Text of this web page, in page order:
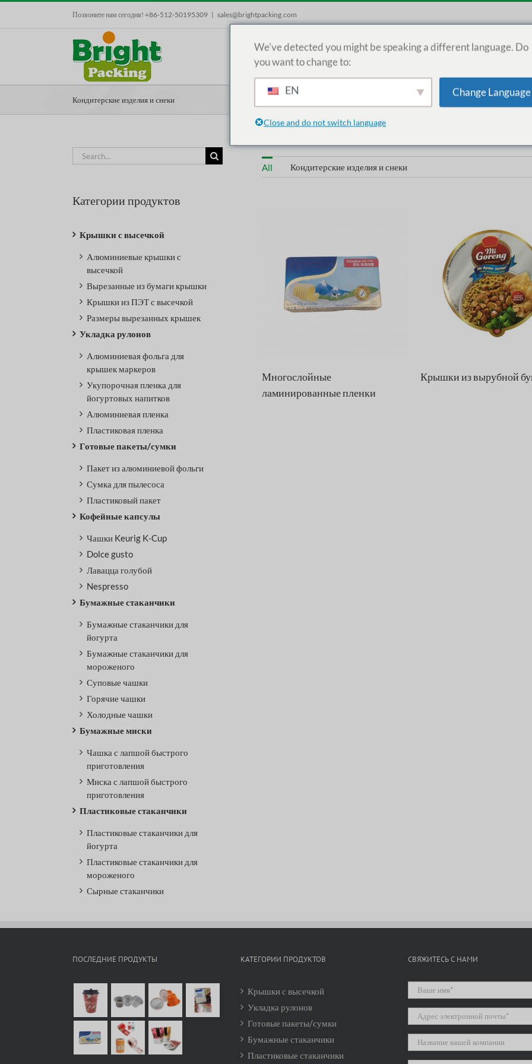
Позвоните нам сегодня! +86-512-50195309 | sales@brightpacking.com
Главная Продукция
Кондитерские изделия и снеки
All Кондитерские изделия и снеки
ламинированные пленки
корм и ингредиенты
Ламинированная фольгированная
Многослойные
ламинированные пленки
Крышки из вырубной бумаги
Кондитерские изделия и снеки Крышки
с высечкой Вырезанные из бумаги
крышки
Крышки из вырубной
Search
for:
Категории продуктов
Крышки с высечкой
Алюминиевые крышки с
высечкой
Вырезанные из бумаги крышки
Крышки из ПЭТ с высечкой
Размеры вырезанных крышек
Укладка рулонов
Алюминиевая фольга для
крышек маркеров
Укупорочная пленка для
йогуртовых напитков
Алюминиевая пленка
Пластиковая пленка
Готовые пакеты/сумки
Пакет из алюминиевой фольги
Сумка для пылесоса
Пластиковый пакет
Кофейные капсулы
Чашки Keurig K-Cup
Dolce gusto
Лавацца голубой
Nespresso
Бумажные стаканчики
Бумажные стаканчики для
йогурта
Бумажные стаканчики для
мороженого
Суповые чашки
Горячие чашки
Холодные чашки
Бумажные миски
Чашка с лапшой быстрого
приготовления
Миска с лапшой быстрого
приготовления
Пластиковые стаканчики
Пластиковые стаканчики для
йогурта
Пластиковые стаканчики для
мороженого
Сырные стаканчики
ПОСЛЕДНИЕ ПРОДУКТЫ КАТЕГОРИИ ПРОДУКТОВ
Крышки с высечкой
Укладка рулонов
Готовые пакеты/сумки
Бумажные стаканчики
Пластиковые стаканчики
СВЯЖИТЕСЬ С НАМИ
We've detected you might be speaking a different language. Do
you want to change to:
EN Change Language
Close and do not switch language